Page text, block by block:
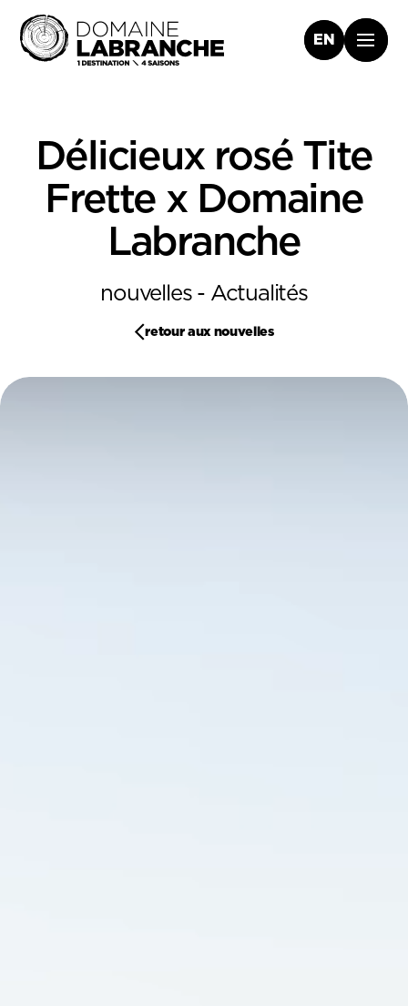
EN
Délicieux rosé Tite
Frette x Domaine
Labranche
retour aux nouvelles
nouvelles - Actualités